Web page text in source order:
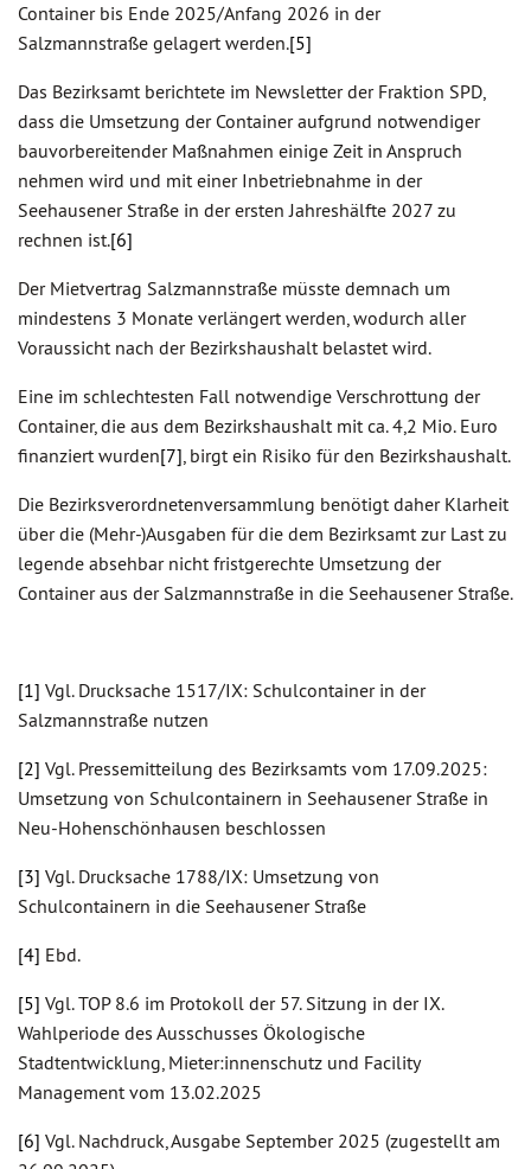
Container bis Ende 2025/Anfang 2026 in der
Salzmannstraße gelagert werden.[5]
Das Bezirksamt berichtete im Newsletter der Fraktion SPD,
dass die Umsetzung der Container aufgrund notwendiger
bauvorbereitender Maßnahmen einige Zeit in Anspruch
nehmen wird und mit einer Inbetriebnahme in der
Seehausener Straße in der ersten Jahreshälfte 2027 zu
rechnen ist.[6]
Der Mietvertrag Salzmannstraße müsste demnach um
mindestens 3 Monate verlängert werden, wodurch aller
Voraussicht nach der Bezirkshaushalt belastet wird.
Eine im schlechtesten Fall notwendige Verschrottung der
Container, die aus dem Bezirkshaushalt mit ca. 4,2 Mio. Euro
finanziert wurden[7], birgt ein Risiko für den Bezirkshaushalt.
Die Bezirksverordnetenversammlung benötigt daher Klarheit
über die (Mehr-)Ausgaben für die dem Bezirksamt zur Last zu
legende absehbar nicht fristgerechte Umsetzung der
Container aus der Salzmannstraße in die Seehausener Straße.
[1] Vgl. Drucksache 1517/IX: Schulcontainer in der
Salzmannstraße nutzen
[2] Vgl. Pressemitteilung des Bezirksamts vom 17.09.2025:
Umsetzung von Schulcontainern in Seehausener Straße in
Neu-Hohenschönhausen beschlossen
[3] Vgl. Drucksache 1788/IX: Umsetzung von
Schulcontainern in die Seehausener Straße
[4] Ebd.
[5] Vgl. TOP 8.6 im Protokoll der 57. Sitzung in der IX.
Wahlperiode des Ausschusses Ökologische
Stadtentwicklung, Mieter:innenschutz und Facility
Management vom 13.02.2025
[6] Vgl. Nachdruck, Ausgabe September 2025 (zugestellt am